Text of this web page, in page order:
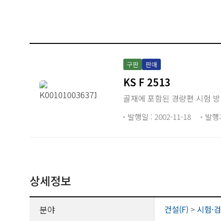
구판 판매
KS F 2513
골재에 포함된 경량편 시험
발행일 : 2002-11-18 발
상세정보
분야 건설(F) > 시험·